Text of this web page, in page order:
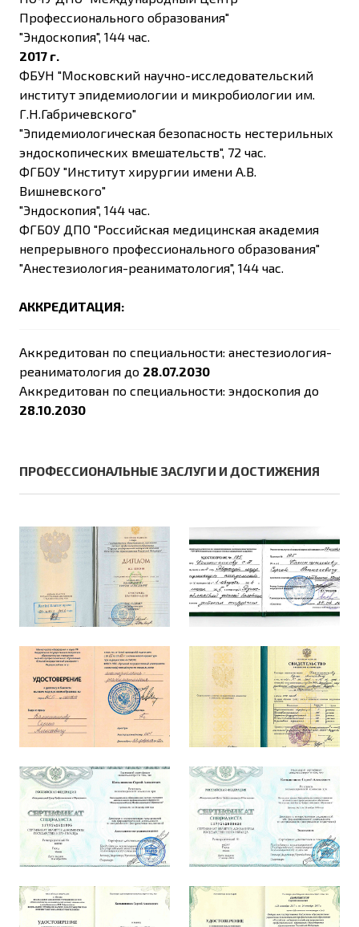
Профессионального образования"
"Эндоскопия", 144 час.
2017 г.
ФБУН "Московский научно-исследовательский
институт эпидемиологии и микробиологии им.
Г.Н.Габричевского"
"Эпидемиологическая безопасность нестерильных
эндоскопических вмешательств", 72 час.
ФГБОУ "Институт хирургии имени А.В.
Вишневского"
"Эндоскопия", 144 час.
ФГБОУ ДПО "Российская медицинская академия
непрерывного профессионального образования"
"Анестезиология-реаниматология", 144 час.
АККРЕДИТАЦИЯ:
Аккредитован по специальности: анестезиология-
реаниматология до 28.07.2030
Аккредитован по специальности: эндоскопия до
28.10.2030
ПРОФЕССИОНАЛЬНЫЕ ЗАСЛУГИ И ДОСТИЖЕНИЯ